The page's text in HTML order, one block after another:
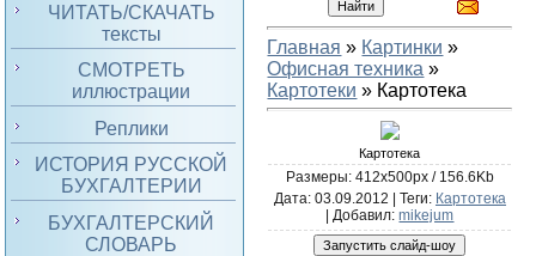
ЧИТАТЬ/СКАЧАТЬ
тексты
СМОТРЕТЬ
иллюстрации
Реплики
ИСТОРИЯ РУССКОЙ
БУХГАЛТЕРИИ
БУХГАЛТЕРСКИЙ
СЛОВАРЬ
Главная » Картинки »
Офисная техника »
Картотеки » Картотека
Картотека
Размеры: 412x500px / 156.6Kb
Дата: 03.09.2012 | Теги: Картотека
|Добавил:mikejum